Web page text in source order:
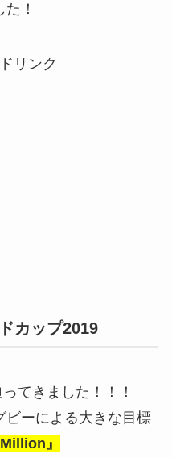
！
リンク
カップ2019
てきました！！！
ビーによる大きな目標
』